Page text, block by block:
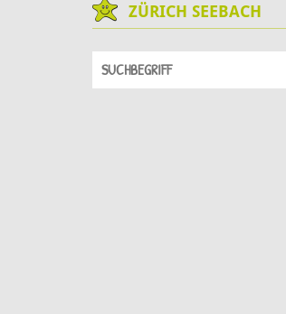
ZÜRICH SEEBACH